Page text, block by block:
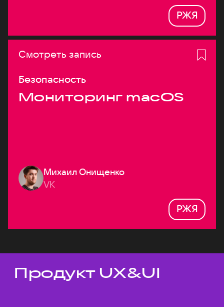
РЖЯ
Смотреть запись
Безопасность
Мониторинг macOS
Михаил Онищенко
VK
РЖЯ
Темы докладов
Продукт UX&UI